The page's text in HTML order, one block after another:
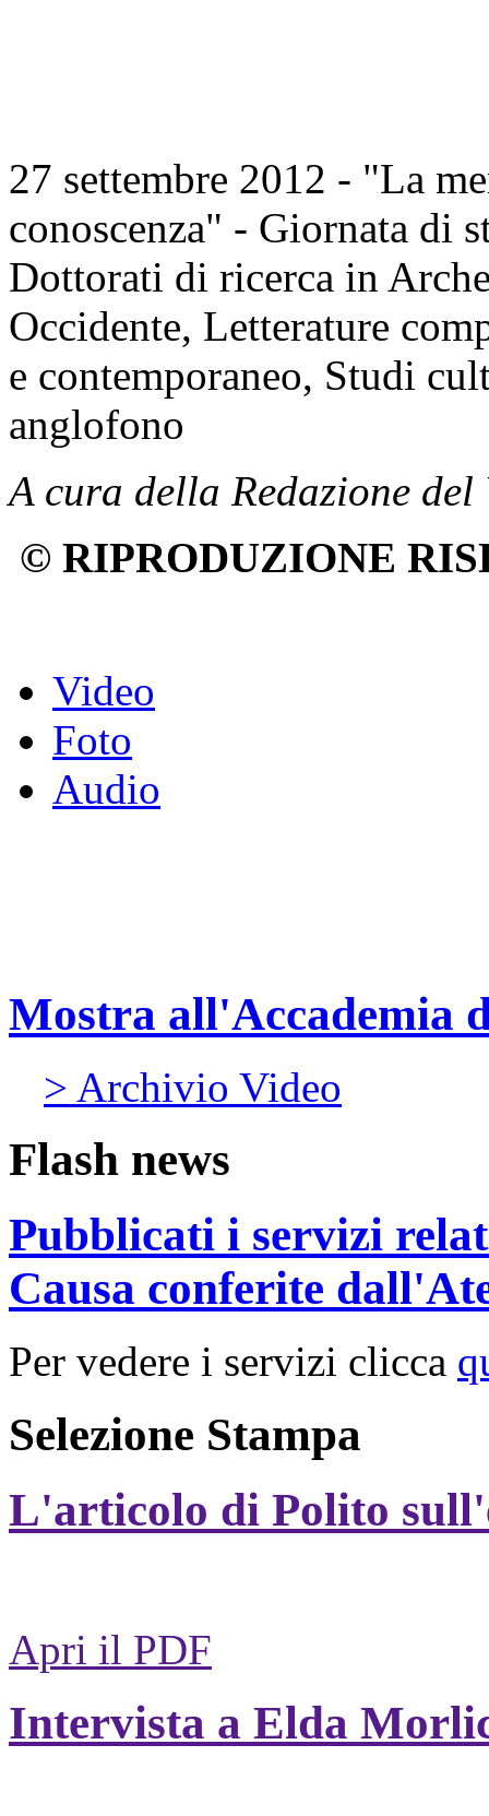
27 settembre 2012 - "La
conoscenza" - Giornata di
Dottorati di ricerca in
Occidente, Letterature
e contemporaneo, Studi
anglofono
A cura della Redazione del
© RIPRODUZIONE
Video
Foto
Audio
Mostra all'Accademia
> Archivio Video
Flash news
Pubblicati i servizi
Causa conferite
Per vedere i servizi clicca
Selezione Stampa
L'articolo di Polito
Apri il PDF
Intervista a Elda